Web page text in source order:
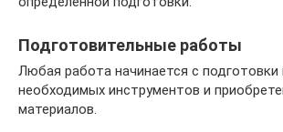
Подготовительные работы
Любая работа начинается с подготовки
необходимых инструментов и
материалов.